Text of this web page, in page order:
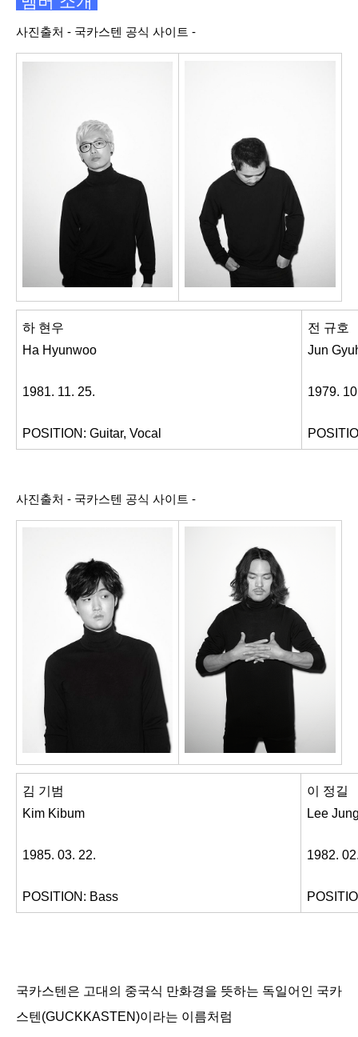
사진출처 - 국카스텐 공식 사이트 -
하 현우
Ha Hyunwoo
1981. 11. 25.
POSITION: Guitar, Vocal
전 규호
Jun
1979.
사진출처 - 국카스텐 공식 사이트 -
김 기범
Kim Kibum
1985. 03. 22.
POSITION: Bass
이 정길
Lee
1982.
국카스텐은 고대의 중국식 만화경을 뜻하는 독일어인 국카
스텐(GUCKKASTEN)이라는 이름처럼